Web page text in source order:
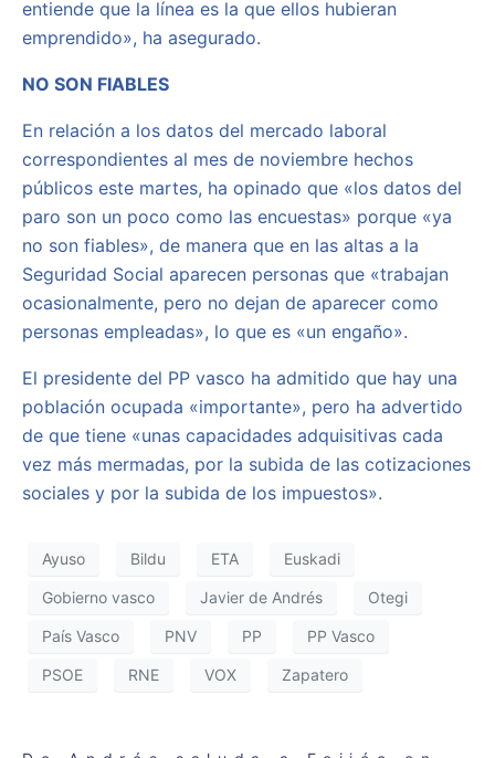
entiende que la línea es la que ellos hubieran
emprendido», ha asegurado.
NO SON FIABLES
En relación a los datos del mercado laboral
correspondientes al mes de noviembre hechos
públicos este martes, ha opinado que «los datos del
paro son un poco como las encuestas» porque «ya
no son fiables», de manera que en las altas a la
Seguridad Social aparecen personas que «trabajan
ocasionalmente, pero no dejan de aparecer como
personas empleadas», lo que es «un engaño».
El presidente del PP vasco ha admitido que hay una
población ocupada «importante», pero ha advertido
de que tiene «unas capacidades adquisitivas cada
vez más mermadas, por la subida de las cotizaciones
sociales y por la subida de los impuestos».
Ayuso Bildu ETA Euskadi
Gobierno vasco Javier de Andrés Otegi
País Vasco PNV PP PP Vasco
PSOE RNE VOX Zapatero